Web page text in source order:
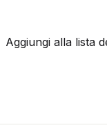
Aggiungi alla lista